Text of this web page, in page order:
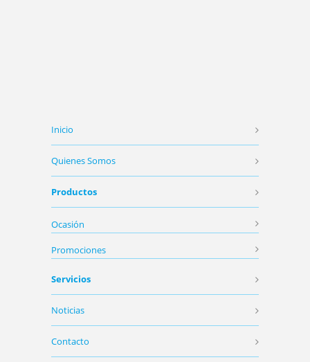
Inicio
Quienes Somos
Productos
Ocasión
Promociones
Servicios
Noticias
Contacto